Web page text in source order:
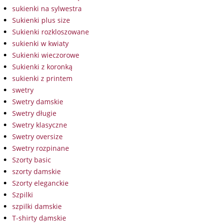
sukienki na sylwestra
Sukienki plus size
Sukienki rozkloszowane
sukienki w kwiaty
Sukienki wieczorowe
Sukienki z koronką
sukienki z printem
swetry
Swetry damskie
Swetry długie
Swetry klasyczne
Swetry oversize
Swetry rozpinane
Szorty basic
szorty damskie
Szorty eleganckie
Szpilki
szpilki damskie
T-shirty damskie